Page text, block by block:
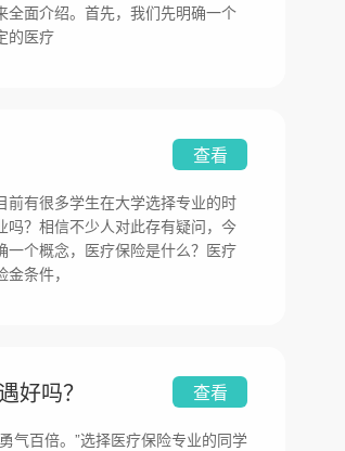
面介绍。首先，我们先明确一个
的医疗
查看
前有很多学生在大学选择专业的时
？相信不少人对此存有疑问，今
一个概念，医疗保险是什么？医疗
条件，
好吗？ 查看
气百倍。”选择医疗保险专业的同学